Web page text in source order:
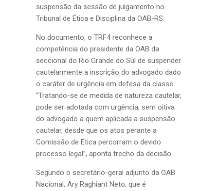
suspensão da sessão de julgamento no
Tribunal de Ética e Disciplina da OAB-RS.
No documento, o TRF4 reconhece a
competência do presidente da OAB da
seccional do Rio Grande do Sul de suspender
cautelarmente a inscrição do advogado dado
o caráter de urgência em defesa da classe.
“Tratando-se de medida de natureza cautelar,
pode ser adotada com urgência, sem oitiva
do advogado a quem aplicada a suspensão
cautelar, desde que os atos perante a
Comissão de Ética percorram o devido
processo legal”, aponta trecho da decisão.
Segundo o secretário-geral adjunto da OAB
Nacional, Ary Raghiant Neto, que é